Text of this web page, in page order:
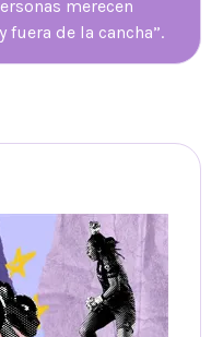
merecen
de la cancha”.